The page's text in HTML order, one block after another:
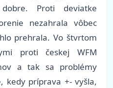
Proti deviatke
nezahrala vôbec
prehrala. Vo štvrtom
proti českej WFM
a tak sa problémy
kedy príprava +- vyšla,